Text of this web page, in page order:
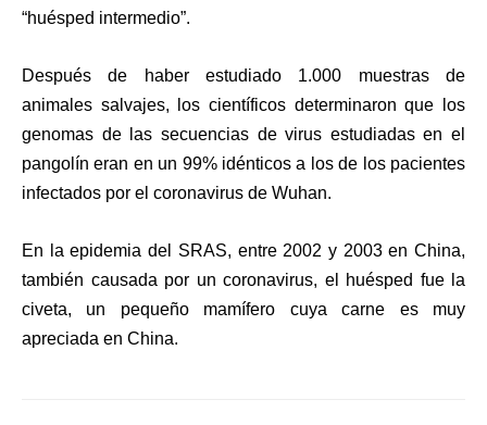
“huésped intermedio”.
Después de haber estudiado 1.000 muestras de
animales salvajes, los científicos determinaron que los
genomas de las secuencias de virus estudiadas en el
pangolín eran en un 99% idénticos a los de los pacientes
infectados por el coronavirus de Wuhan.
En la epidemia del SRAS, entre 2002 y 2003 en China,
también causada por un coronavirus, el huésped fue la
civeta, un pequeño mamífero cuya carne es muy
apreciada en China.